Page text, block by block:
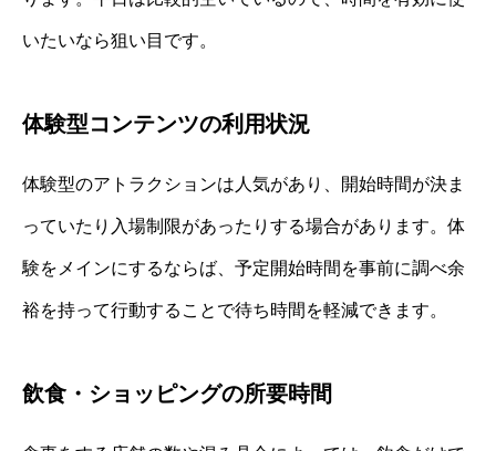
いたいなら狙い目です。
体験型コンテンツの利用状況
体験型のアトラクションは人気があり、開始時間が決ま
っていたり入場制限があったりする場合があります。体
験をメインにするならば、予定開始時間を事前に調べ余
裕を持って行動することで待ち時間を軽減できます。
飲食・ショッピングの所要時間